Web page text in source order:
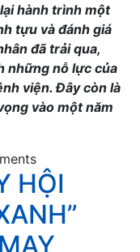
hành trình một
tựu và đánh giá
đã trải qua,
những nỗ lực của
viện. Đây còn là
vào một năm
HỘI